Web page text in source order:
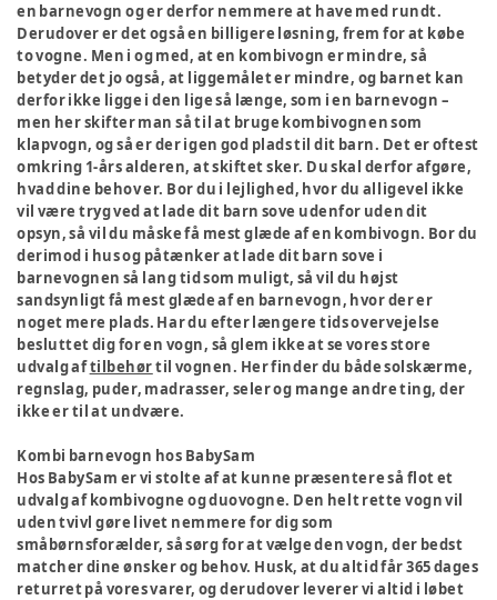
en barnevogn og er derfor nemmere at have med rundt.
Derudover er det også en billigere løsning, frem for at købe
to vogne. Men i og med, at en kombivogn er mindre, så
betyder det jo også, at liggemålet er mindre, og barnet kan
derfor ikke ligge i den lige så længe, som i en barnevogn –
men her skifter man så til at bruge kombivognen som
klapvogn, og så er der igen god plads til dit barn. Det er oftest
omkring 1-års alderen, at skiftet sker. Du skal derfor afgøre,
hvad dine behov er. Bor du i lejlighed, hvor du alligevel ikke
vil være tryg ved at lade dit barn sove udenfor uden dit
opsyn, så vil du måske få mest glæde af en kombivogn. Bor du
derimod i hus og påtænker at lade dit barn sove i
barnevognen så lang tid som muligt, så vil du højst
sandsynligt få mest glæde af en barnevogn, hvor der er
noget mere plads. Har du efter længere tids overvejelse
besluttet dig for en vogn, så glem ikke at se vores store
udvalg aftilbehørtil vognen. Her finder du både solskærme,
regnslag, puder, madrasser, seler og mange andre ting, der
ikke er til at undvære.
Kombi barnevogn hos BabySam
Hos BabySam er vi stolte af at kunne præsentere så flot et
udvalg af kombivogne og duovogne. Den helt rette vogn vil
uden tvivl gøre livet nemmere for dig som
småbørnsforælder, så sørg for at vælge den vogn, der bedst
matcher dine ønsker og behov. Husk, at du altid får 365 dages
returret på vores varer, og derudover leverer vi altid i løbet